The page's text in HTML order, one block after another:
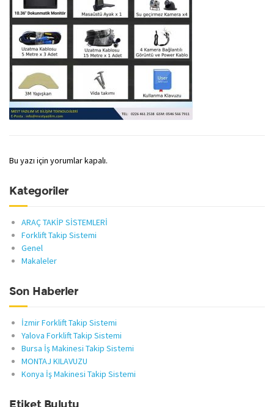
Bu yazı için yorumlar kapalı.
Kategoriler
ARAÇ TAKİP SİSTEMLERİ
Forklift Takip Sistemi
Genel
Makaleler
Son Haberler
İzmir Forklift Takip Sistemi
Yalova Forklift Takip Sistemi
Bursa İş Makinesi Takip Sistemi
MONTAJ KILAVUZU
Konya İş Makinesi Takip Sistemi